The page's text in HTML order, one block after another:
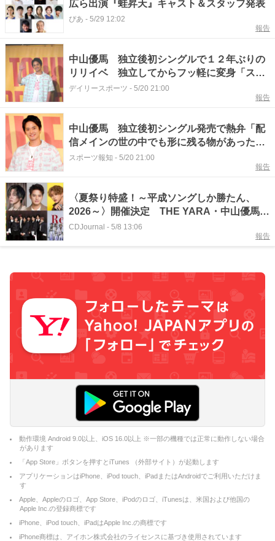
広ら出演『蛙昇天』キャスト＆スタッフ発表
ぴあ - 5/29 12:02
報告
中山優馬 独立後初シングルで１２年ぶりの
リリイベ 独立してからフッ軽に変身「スピ
ード感をもって表現できている」
デイリースポーツ - 5/20 21:00
報告
中山優馬 独立後初シングル発売で熱弁「配
信メインの世の中でも形に残る物があったら
いいな」
スポーツ報知 - 5/20 21:00
報告
〈夏祭り特盛！～平成ソングしか勝たん、
2026～〉開催決定 THE YARA・中山優馬・
平野莉玖ら出演
CDJournal - 5/8 13:06
報告
動作環境 Android 9.0以上、iOS 16.0以上 ※一部の機種では正常に動作しない場合
があります
「App Store」ボタンを押すとiTunes （外部サイト）が起動します
アプリケーションはiPhone、iPod touch、iPadまたはAndroidでご利用いただけま
す
Apple、Appleのロゴ、App Store、iPodのロゴ、iTunesは、米国および他国の
Apple Inc.の登録商標です
iPhone、iPod touch、iPadはApple Inc.の商標です
iPhone商標は、アイホン株式会社のライセンスに基づき使用されています